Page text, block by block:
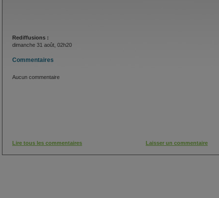
Rediffusions :
dimanche 31 août, 02h20
Commentaires
Aucun commentaire
Lire tous les commentaires Laisser un commentaire